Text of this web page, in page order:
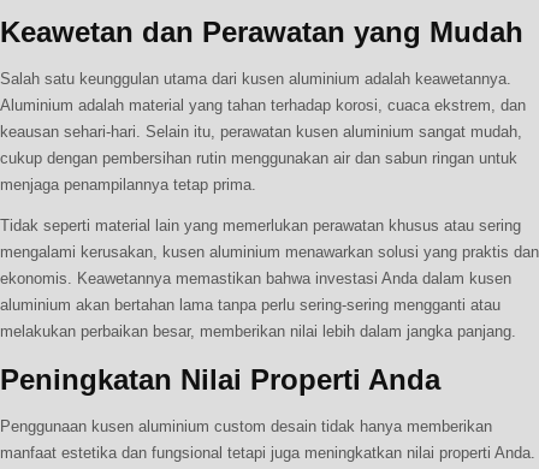
Keawetan dan Perawatan yang Mudah
Salah satu keunggulan utama dari kusen aluminium adalah keawetannya.
Aluminium adalah material yang tahan terhadap korosi, cuaca ekstrem, dan
keausan sehari-hari. Selain itu, perawatan kusen aluminium sangat mudah,
cukup dengan pembersihan rutin menggunakan air dan sabun ringan untuk
menjaga penampilannya tetap prima.
Tidak seperti material lain yang memerlukan perawatan khusus atau sering
mengalami kerusakan, kusen aluminium menawarkan solusi yang praktis dan
ekonomis. Keawetannya memastikan bahwa investasi Anda dalam kusen
aluminium akan bertahan lama tanpa perlu sering-sering mengganti atau
melakukan perbaikan besar, memberikan nilai lebih dalam jangka panjang.
Peningkatan Nilai Properti Anda
Penggunaan kusen aluminium custom desain tidak hanya memberikan
manfaat estetika dan fungsional tetapi juga meningkatkan nilai properti Anda.